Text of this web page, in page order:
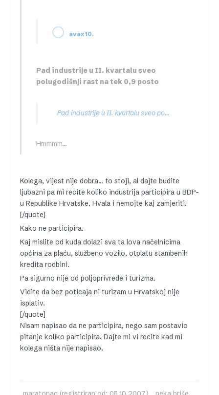
avax10,
Pad industrije u II. kvartalu sveo
polugodišnji rast na tek 0,9 posto
Pad industrije u II. kvartalu sveo polugodišnji rast na tek 0,9 posto
Hmmmm…
Kolega, vijest nije dobra… to stoji, al dajte budite
ljubazni pa mi recite koliko industrija participira u BDP-
u Republike Hrvatske. Hvala i nemojte kaj zamjeriti.
[/quote]
Kako ne participira.
Kaj mislite od kuda dolazi sva ta lova načelnicima
općina za plaću, službeno vozilo, otplatu stambenih
kredita rodbini.
Pa sigurno nije od poljoprivrede i turizma.
Vidite da bez poticaja ni turizam u Hrvatskoj nije
isplativ.
[/quote]
Nisam napisao da ne participira, nego sam postavio
pitanje koliko participira. Dajte mi vi recite kad mi
kolega ništa nije napisao.